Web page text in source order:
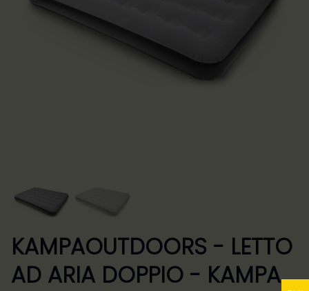
KAMPAOUTDOORS - LETTO
AD ARIA DOPPIO - KAMPA